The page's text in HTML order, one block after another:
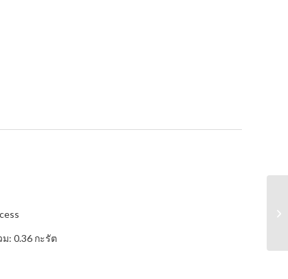
: 0.36 กะรัต